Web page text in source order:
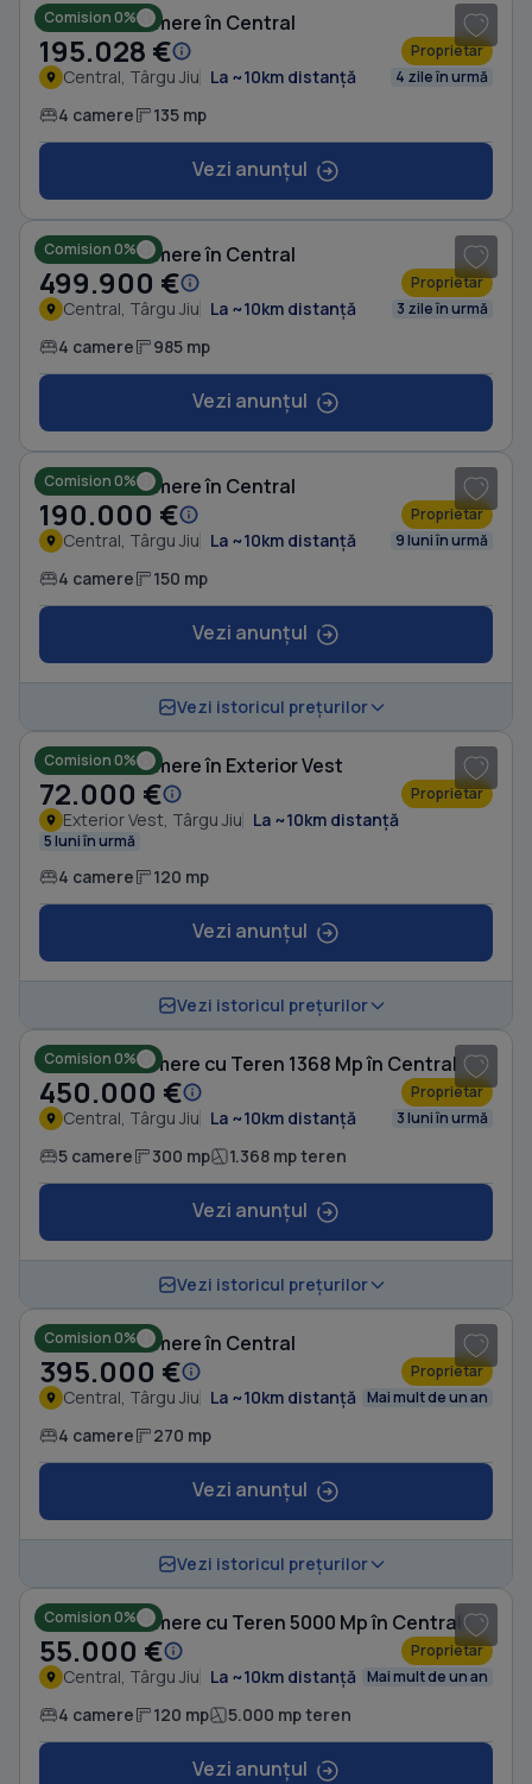
Comision 0%
Casă cu 4 camere în Central
195.028 € Proprietar
Central, Târgu Jiu La ~10km distanță 4 zile în urmă
4 camere 135 mp
Vezi anunțul
Comision 0%
Casă cu 4 camere în Central
499.900 € Proprietar
Central, Târgu Jiu La ~10km distanță 3 zile în urmă
4 camere 985 mp
Vezi anunțul
Comision 0%
Casă cu 4 camere în Central
190.000 € Proprietar
Central, Târgu Jiu La ~10km distanță 9 luni în urmă
4 camere 150 mp
Vezi anunțul
Vezi istoricul prețurilor
Comision 0%
Casă cu 4 camere în Exterior Vest
72.000 € Proprietar
Exterior Vest, Târgu Jiu La ~10km distanță
5 luni în urmă
4 camere 120 mp
Vezi anunțul
Vezi istoricul prețurilor
Comision 0%
Casă cu 5 camere cu Teren 1368 Mp în Central
450.000 € Proprietar
Central, Târgu Jiu La ~10km distanță 3 luni în urmă
5 camere 300 mp 1.368 mp teren
Vezi anunțul
Vezi istoricul prețurilor
Comision 0%
Casă cu 4 camere în Central
395.000 € Proprietar
Central, Târgu Jiu La ~10km distanță Mai mult de un an
4 camere 270 mp
Vezi anunțul
Vezi istoricul prețurilor
Comision 0%
Casă cu 4 camere cu Teren 5000 Mp în Central
55.000 € Proprietar
Central, Târgu Jiu La ~10km distanță Mai mult de un an
4 camere 120 mp 5.000 mp teren
Vezi anunțul